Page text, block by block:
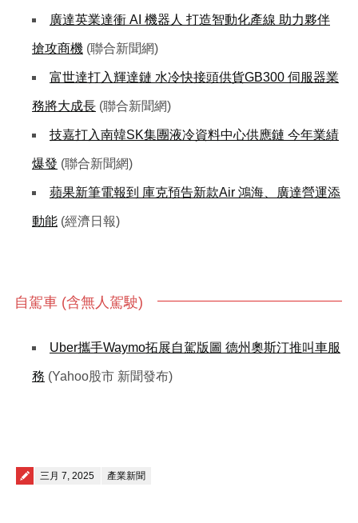
廣達英業達衝 AI 機器人 打造智動化產線 助力夥伴
搶攻商機 (聯合新聞網)
富世達打入輝達鏈 水冷快接頭供貨GB300 伺服器業
務將大成長 (聯合新聞網)
技嘉打入南韓SK集團液冷資料中心供應鏈 今年業績
爆發 (聯合新聞網)
蘋果新筆電報到 庫克預告新款Air 鴻海、廣達營運添
動能 (經濟日報)
自駕車 (含無人駕駛)
Uber攜手Waymo拓展自駕版圖 德州奧斯汀推叫車服
務 (Yahoo股市 新聞發布)
Posted on
三月 7, 2025 產業新聞